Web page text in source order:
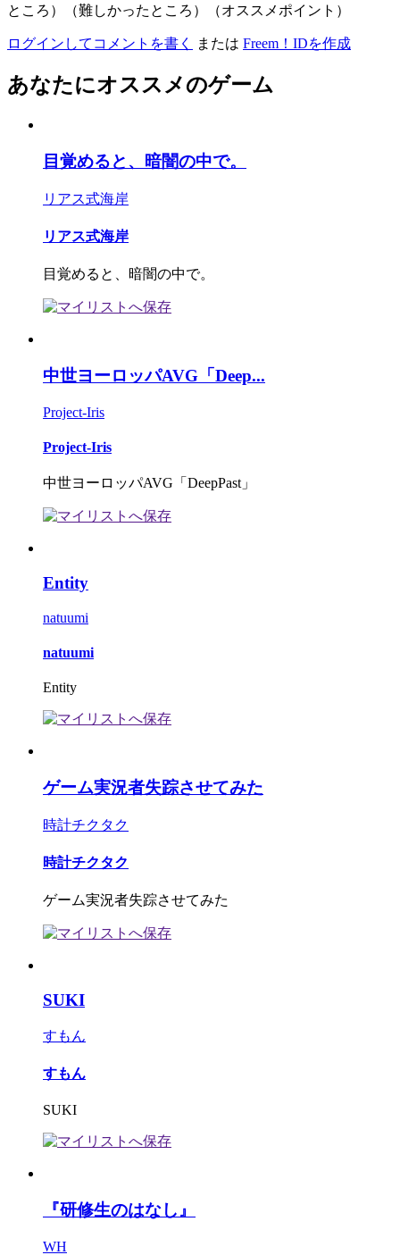
ところ）（難しかったところ）（オススメポイント）
ログインしてコメントを書く または Freem！IDを作成
あなたにオススメのゲーム
目覚めると、暗闇の中で。
リアス式海岸
リアス式海岸
目覚めると、暗闇の中で。
中世ヨーロッパAVG「Deep...
Project-Iris
Project-Iris
中世ヨーロッパAVG「DeepPast」
Entity
natuumi
natuumi
Entity
ゲーム実況者失踪させてみた
時計チクタク
時計チクタク
ゲーム実況者失踪させてみた
SUKI
すもん
すもん
SUKI
『研修生のはなし』
WH